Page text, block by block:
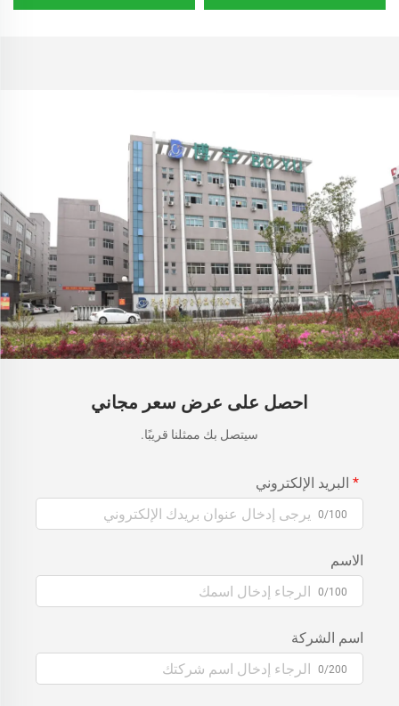
احصل على عرض سعر مجاني
سيتصل بك ممثلنا قريبًا.
البريد الإلكتروني
0/100
الاسم
0/100
اسم الشركة
0/200